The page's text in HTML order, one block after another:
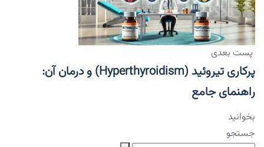
پست بعدی
پرکاری تیروئید (Hyperthyroidism) و درمان آن:
راهنمای جامع
بخوانید
جستجو